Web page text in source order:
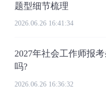
题型细节梳理
2026.06.26 16:41:34
2027年社会工作师报
吗?
2026.06.26 16:36:32